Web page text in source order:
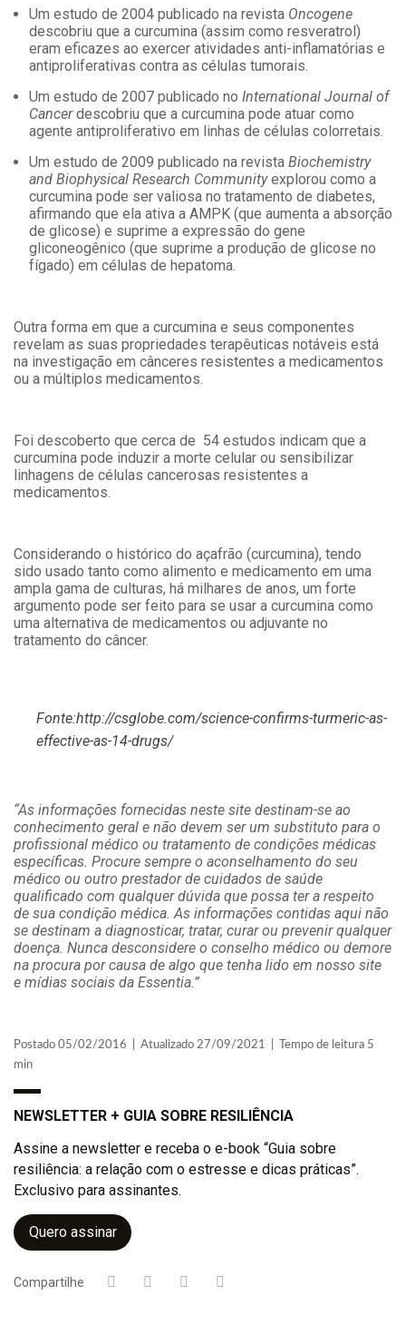
Um estudo de 2004 publicado na revista Oncogene
descobriu que a curcumina (assim como resveratrol)
eram eficazes ao exercer atividades anti-inflamatórias e
antiproliferativas contra as células tumorais.
Um estudo de 2007 publicado no International Journal of
Cancerdescobriu que a curcumina pode atuar como
agente antiproliferativo em linhas de células colorretais.
Um estudo de 2009 publicado na revista Biochemistry
and Biophysical Research Communityexplorou como a
curcumina pode ser valiosa no tratamento de diabetes,
afirmando que ela ativa a AMPK (que aumenta a absorção
de glicose) e suprime a expressão do gene
gliconeogênico (que suprime a produção de glicose no
fígado) em células de hepatoma.
Outra forma em que a curcumina e seus componentes
revelam as suas propriedades terapêuticas notáveis ​​está
na investigação em cânceres resistentes a medicamentos
ou a múltiplos medicamentos.
Foi descoberto que cerca de 54 estudos indicam que a
curcumina pode induzir a morte celular ou sensibilizar
linhagens de células cancerosas resistentes a
medicamentos.
Considerando o histórico do açafrão (curcumina), tendo
sido usado tanto como alimento e medicamento em uma
ampla gama de culturas, há milhares de anos, um forte
argumento pode ser feito para se usar a curcumina como
uma alternativa de medicamentos ou adjuvante no
tratamento do câncer.
Fonte:http://csglobe.com/science-confirms-turmeric-as-
effective-as-14-drugs/
“As informações fornecidas neste site destinam-se ao
conhecimento geral e não devem ser um substituto para o
profissional médico ou tratamento de condições médicas
específicas. Procure sempre o aconselhamento do seu
médico ou outro prestador de cuidados de saúde
qualificado com qualquer dúvida que possa ter a respeito
de sua condição médica. As informações contidas aqui não
se destinam a diagnosticar, tratar, curar ou prevenir qualquer
doença. Nunca desconsidere o conselho médico ou demore
na procura por causa de algo que tenha lido em nosso site
e mídias sociais da Essentia.”
Postado 05/02/2016 | Atualizado 27/09/2021 | Tempo de leitura 5
min
NEWSLETTER + GUIA SOBRE RESILIÊNCIA
Assine a newsletter e receba o e-book “Guia sobre
resiliência: a relação com o estresse e dicas práticas”.
Exclusivo para assinantes.
Quero assinar
Compartilhe